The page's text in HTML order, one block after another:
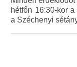
hétfőn 16:30-kor
a Széchenyi